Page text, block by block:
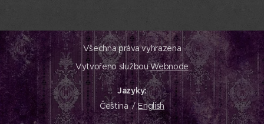
Všechna práva vyhrazena
Vytvořeno službouWebnode
Jazyky
Čeština
English